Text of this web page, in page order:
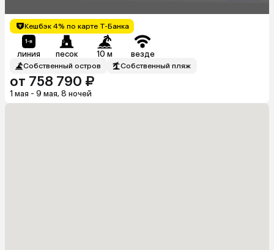
Кешбэк 4% по карте Т-Банка
линия песок 10 м везде
Собственный остров Собственный пляж
от 758 790 ₽
1 мая - 9 мая, 8 ночей